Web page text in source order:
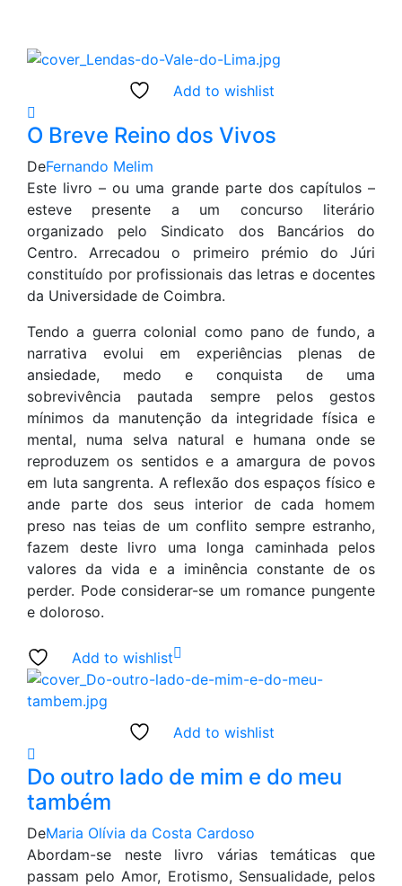
Add to wishlist
O Breve Reino dos Vivos
DeFernando Melim
Este livro – ou uma grande parte dos capítulos –
esteve presente a um concurso literário
organizado pelo Sindicato dos Bancários do
Centro. Arrecadou o primeiro prémio do Júri
constituído por profissionais das letras e docentes
da Universidade de Coimbra.
Tendo a guerra colonial como pano de fundo, a
narrativa evolui em experiências plenas de
ansiedade, medo e conquista de uma
sobrevivência pautada sempre pelos gestos
mínimos da manutenção da integridade física e
mental, numa selva natural e humana onde se
reproduzem os sentidos e a amargura de povos
em luta sangrenta. A reflexão dos espaços físico e
ande parte dos seus interior de cada homem
preso nas teias de um conflito sempre estranho,
fazem deste livro uma longa caminhada pelos
valores da vida e a iminência constante de os
perder. Pode considerar-se um romance pungente
e doloroso.
Add to wishlist
Add to wishlist
Do outro lado de mim e do meu
também
DeMaria Olívia da Costa Cardoso
Abordam-se neste livro várias temáticas que
passam pelo Amor, Erotismo, Sensualidade, pelos